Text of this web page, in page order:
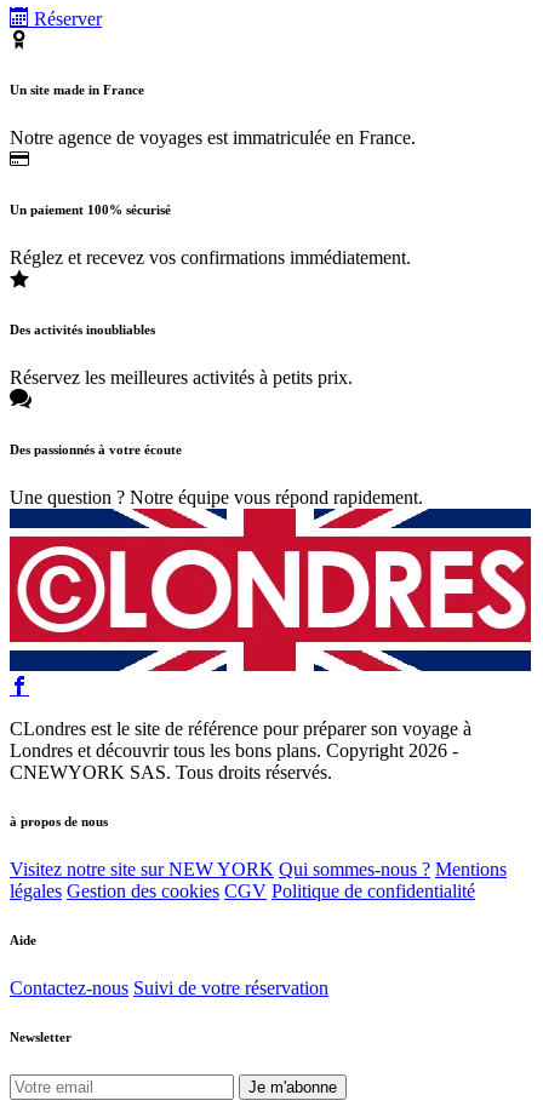
Réserver
Un site made in France
Notre agence de voyages est immatriculée en France.
Un paiement 100% sécurisé
Réglez et recevez vos confirmations immédiatement.
Des activités inoubliables
Réservez les meilleures activités à petits prix.
Des passionnés à votre écoute
Une question ? Notre équipe vous répond rapidement.
CLondres est le site de référence pour préparer son voyage à
Londres et découvrir tous les bons plans. Copyright 2026 -
CNEWYORK SAS. Tous droits réservés.
à propos de nous
Visitez notre site sur NEW YORK Qui sommes-nous ? Mentions
légales Gestion des cookies CGV Politique de confidentialité
Aide
Contactez-nous Suivi de votre réservation
Newsletter
Je m'abonne